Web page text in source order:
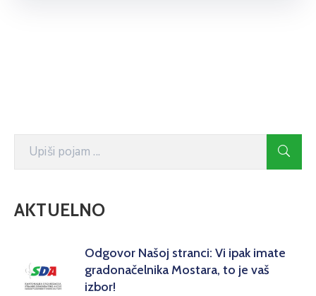
AKTUELNO
Odgovor Našoj stranci: Vi ipak imate
gradonačelnika Mostara, to je vaš
izbor!